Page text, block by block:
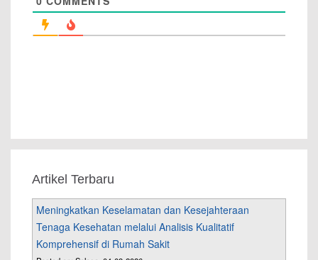
Artikel Terbaru
Meningkatkan Keselamatan dan Kesejahteraan
Tenaga Kesehatan melalui Analisis Kualitatif
Komprehensif di Rumah Sakit